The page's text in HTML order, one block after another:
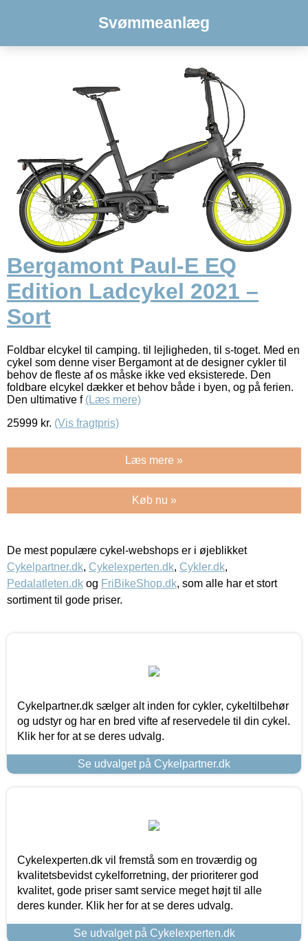
Svømmeanlæg
Bergamont Paul-E EQ
Edition Ladcykel 2021 –
Sort
Foldbar elcykel til camping. til lejligheden, til s-toget. Med en
cykel som denne viser Bergamont at de designer cykler til
behov de fleste af os måske ikke ved eksisterede. Den
foldbare elcykel dækker et behov både i byen, og på ferien.
Den ultimative f (Læs mere)
25999 kr. (Vis fragtpris)
Læs mere »
Køb nu »
De mest populære cykel-webshops er i øjeblikket
Cykelpartner.dk, Cykelexperten.dk, Cykler.dk,
Pedalatleten.dk og FriBikeShop.dk, som alle har et stort
sortiment til gode priser.
Cykelpartner.dk sælger alt inden for cykler, cykeltilbehør
og udstyr og har en bred vifte af reservedele til din cykel.
Klik her for at se deres udvalg.
Se udvalget på Cykelpartner.dk
Cykelexperten.dk vil fremstå som en troværdig og
kvalitetsbevidst cykelforretning, der prioriterer god
kvalitet, gode priser samt service meget højt til alle
deres kunder. Klik her for at se deres udvalg.
Se udvalget på Cykelexperten.dk